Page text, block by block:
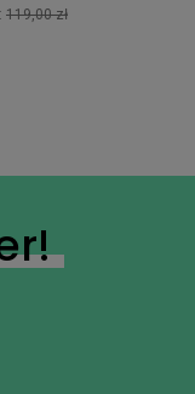
119,00 zł